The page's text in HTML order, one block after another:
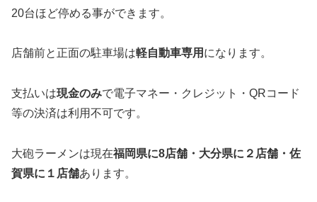
20台ほど停める事ができます。
店舗前と正面の駐車場は軽自動車専用 になります。
支払いは現金のみで電子マネー・クレジット・QRコード
等の決済は利用不可です。
大砲ラーメンは現在福岡県に8店舗・大分県に２店舗・佐
賀県に１店舗あります。